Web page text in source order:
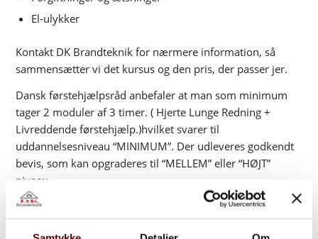
El-ulykker
Kontakt DK Brandteknik for nærmere information, så
sammensætter vi det kursus og den pris, der passer jer.
Dansk førstehjælpsråd anbefaler at man som minimum
tager 2 moduler af 3 timer. ( Hjerte Lunge Redning +
Livreddende førstehjælp.)hvilket svarer til
uddannelsesniveau “MINIMUM”. Der udleveres godkendt
bevis, som kan opgraderes til “MELLEM” eller “HØJT”
niveau.
Skriv til os 70 26 11 66